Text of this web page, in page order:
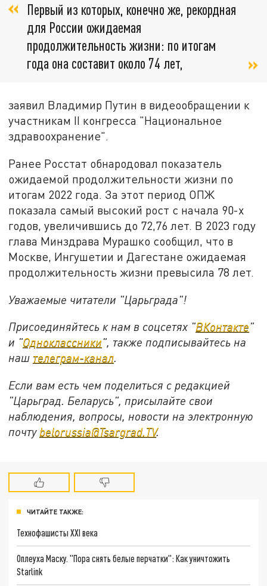
Первый из которых, конечно же, рекордная
для России ожидаемая
продолжительность жизни: по итогам
года она составит около 74 лет,
заявил Владимир Путин в видеообращении к
участникам II конгресса "Национальное
здравоохранение".
Ранее Росстат обнародовал показатель
ожидаемой продолжительности жизни по
итогам 2022 года. За этот период ОПЖ
показала самый высокий рост с начала 90-х
годов, увеличившись до 72,76 лет. В 2023 году
глава Минздрава Мурашко сообщил, что в
Москве, Ингушетии и Дагестане ожидаемая
продолжительность жизни превысила 78 лет.
Уважаемые читатели "Царьграда"!
Присоединяйтесь к нам в соцсетях "ВКонтакте"
и "Одноклассники", также подписывайтесь на
наш телеграм-канал.
Если вам есть чем поделиться с редакцией
"Царьград. Беларусь", присылайте свои
наблюдения, вопросы, новости на электронную
почту belorussia@Tsargrad.TV.
ЧИТАЙТЕ ТАКЖЕ:
Технофашисты XXI века
Оплеуха Маску. "Пора снять белые перчатки": Как уничтожить
Starlink